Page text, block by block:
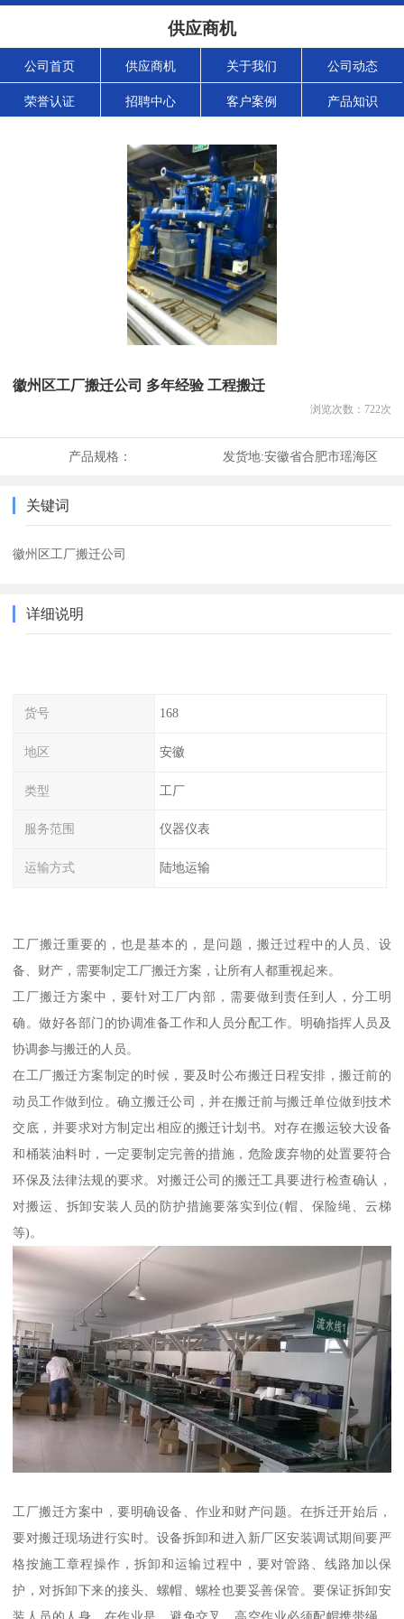
供应商机
公司首页 供应商机 关于我们 公司动态
荣誉认证 招聘中心 客户案例 产品知识
徽州区工厂搬迁公司 多年经验 工程搬迁
浏览次数： 722次
产品规格： 发货地:安徽省合肥市瑶海区
关键词
徽州区工厂搬迁公司
详细说明
货号 168
地区 安徽
类型 工厂
服务范围 仪器仪表
运输方式 陆地运输
工厂搬迁重要的，也是基本的，是问题，搬迁过程中的人员、设
备、财产，需要制定工厂搬迁方案，让所有人都重视起来。
工厂搬迁方案中，要针对工厂内部，需要做到责任到人，分工明
确。做好各部门的协调准备工作和人员分配工作。明确指挥人员及
协调参与搬迁的人员。
在工厂搬迁方案制定的时候，要及时公布搬迁日程安排，搬迁前的
动员工作做到位。确立搬迁公司，并在搬迁前与搬迁单位做到技术
交底，并要求对方制定出相应的搬迁计划书。对存在搬运较大设备
和桶装油料时，一定要制定完善的措施，危险废弃物的处置要符合
环保及法律法规的要求。对搬迁公司的搬迁工具要进行检查确认，
对搬运、拆卸安装人员的防护措施要落实到位(帽、保险绳、云梯
等)。
工厂搬迁方案中，要明确设备、作业和财产问题。在拆迁开始后，
要对搬迁现场进行实时。设备拆卸和进入新厂区安装调试期间要严
格按施工章程操作，拆卸和运输过程中，要对管路、线路加以保
护，对拆卸下来的接头、螺帽、螺栓也要妥善保管。要保证拆卸安